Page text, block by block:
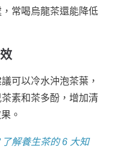
常喝烏龍茶還能降低
可以冷水沖泡茶葉，
素和茶多酚，增加清
。
解養生茶的 6 大知